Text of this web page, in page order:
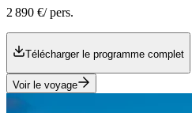
2 890 €/ pers.
Télécharger le programme complet
Voir le voyage